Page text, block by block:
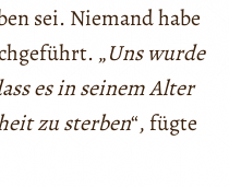
sei. Niemand habe
„Uns wurde
es in seinem Alter
zu sterben“, fügte